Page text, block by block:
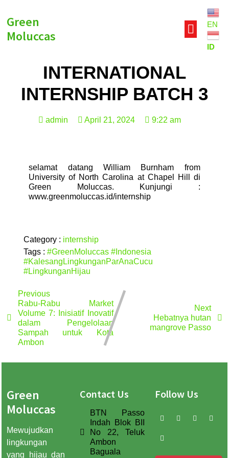
Green
Moluccas
EN
ID
INTERNATIONAL
INTERNSHIP BATCH 3
admin April 21, 2024 9:22 am
selamat datang William Burnham from
University of North Carolina at Chapel Hill di
Green Moluccas. Kunjungi :
www.greenmoluccas.id/internship
Category : internship
Tags : #GreenMoluccas#Indonesia
#KalesangLingkunganParAnaCucu
#LingkunganHijau
Previous
Rabu-Rabu Market
Volume 7: Inisiatif Inovatif
dalam Pengelolaan
Sampah untuk Kota
Ambon
Next
Hebatnya hutan
mangrove Passo
Green
Moluccas
Mewujudkan
lingkungan
yang hijau dan
Contact Us
BTN Passo
Indah Blok BII
No 22, Teluk
Ambon
Baguala
Follow Us